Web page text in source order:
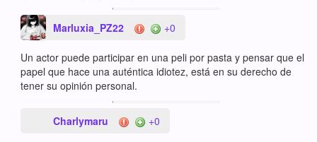
Marluxia_PZ22 +0
Un actor puede participar en una peli por pasta y pensar que el
papel que hace una auténtica idiotez, está en su derecho de
tener su opinión personal.
Charlymaru +0